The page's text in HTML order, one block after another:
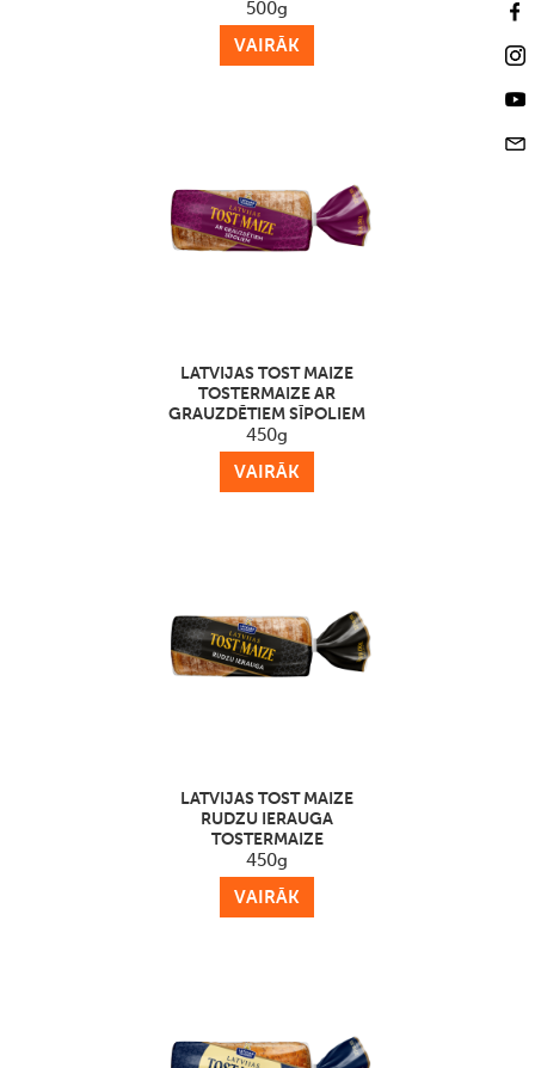
500g
VAIRĀK
LATVIJAS TOST MAIZE
TOSTERMAIZE AR
GRAUZDĒTIEM SĪPOLIEM
450g
VAIRĀK
LATVIJAS TOST MAIZE
RUDZU IERAUGA
TOSTERMAIZE
450g
VAIRĀK